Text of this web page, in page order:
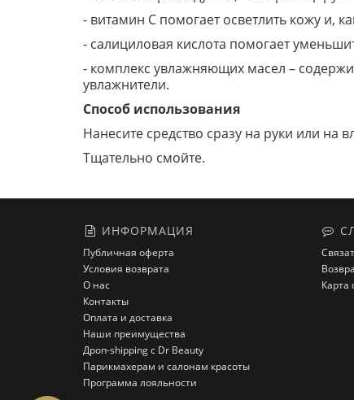
- витамин С помогает осветлить кожу и,
- салициловая кислота помогает
- комплекс увлажняющих масел –
увлажнители.
Способ использования
Нанесите средство сразу на руки или
Тщательно смойте.
ИНФОРМАЦИЯ
Публичная оферта
Условия возврата
О нас
Контакты
Оплата и доставка
Наши преимущества
Дроп-shipping с Dr Beauty
Парикмахерам и салонам красоты
Программа лояльности
Карта